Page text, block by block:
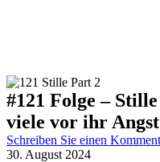
#121 Folge –
viele vor ihr
Schreiben Sie einen
30. August 2024